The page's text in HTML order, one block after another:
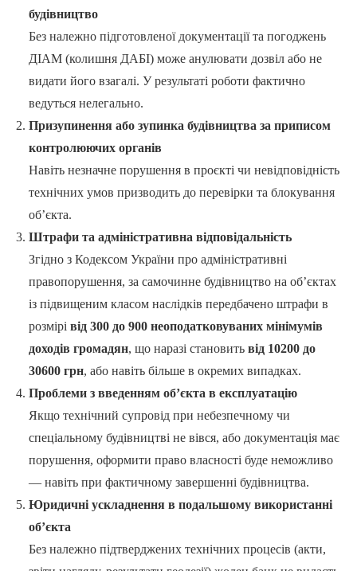
будівництво
Без належно підготовленої документації та погоджень
ДІАМ (колишня ДАБІ) може анулювати дозвіл або не
видати його взагалі. У результаті роботи фактично
ведуться нелегально.
Призупинення або зупинка будівництва за приписом
контролюючих органів
Навіть незначне порушення в проєкті чи невідповідність
технічних умов призводить до перевірки та блокування
об’єкта.
Штрафи та адміністративна відповідальність
Згідно з Кодексом України про адміністративні
правопорушення, за самочинне будівництво на об’єктах
із підвищеним класом наслідків передбачено штрафи в
розмірі від 300 до 900 неоподатковуваних мінімумів
доходів громадян, що наразі становить від 10200 до
30600 грн, або навіть більше в окремих випадках.
Проблеми з введенням об’єкта в експлуатацію
Якщо технічний супровід при небезпечному чи
спеціальному будівництві не вівся, або документація має
порушення, оформити право власності буде неможливо
— навіть при фактичному завершенні будівництва.
Юридичні ускладнення в подальшому використанні
об’єкта
Без належно підтверджених технічних процесів (акти,